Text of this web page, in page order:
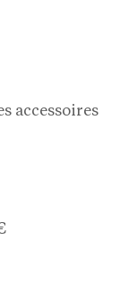
accessoires